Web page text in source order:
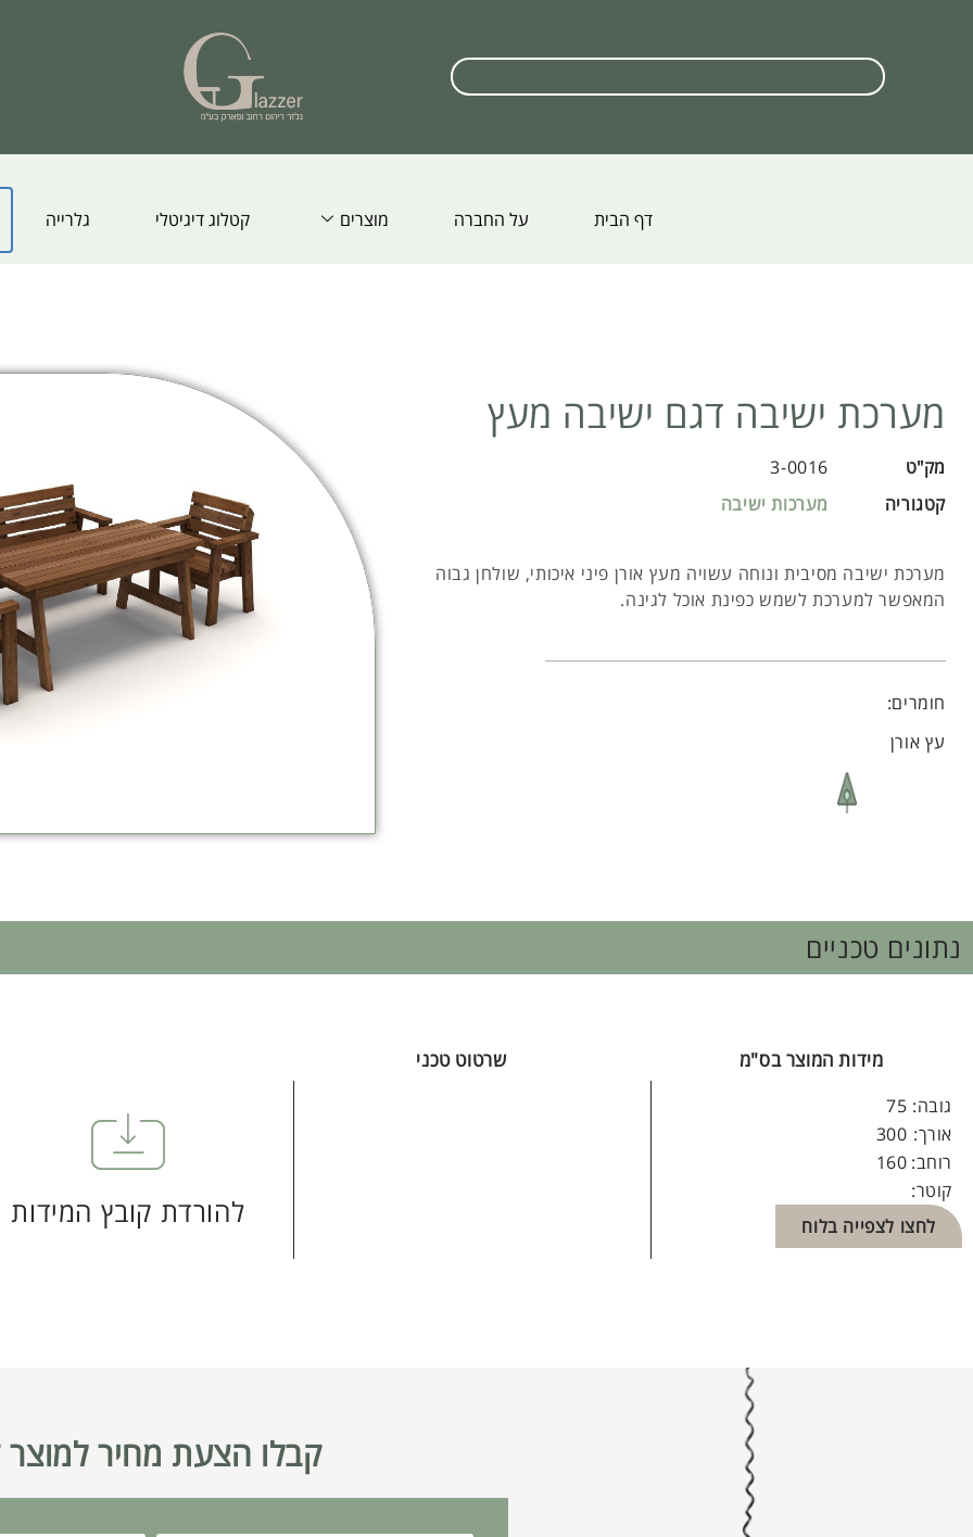
דף הבית על החברה מוצרים קטלוג דיגיטלי גלרייה
מערכת ישיבה דגם ישיבה מעץ
מק"ט
3-0016
קטגוריה
מערכות ישיבה
מערכת ישיבה מסיבית ונוחה עשויה מעץ אורן פיני איכותי, שולחן גבוה
המאפשר למערכת לשמש כפינת אוכל לגינה.
חומרים:
עץ אורן
נתונים טכניים
מידות המוצר בס"מ שרטוט טכני
גובה: 75
אורך: 300
רוחב: 160
קוטר:
לחצו לצפייה בלוח
להורדת קובץ המידות
קבלו הצעת מחיר למוצר